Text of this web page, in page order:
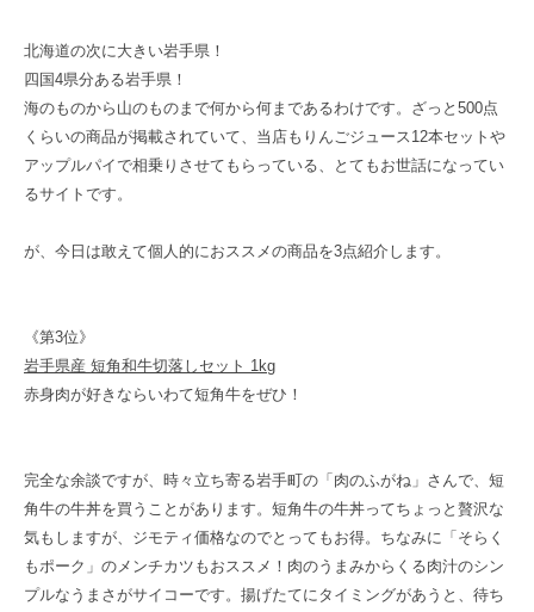
北海道の次に大きい岩手県！
四国4県分ある岩手県！
海のものから山のものまで何から何まであるわけです。ざっと500点
くらいの商品が掲載されていて、当店もりんごジュース12本セットや
アップルパイで相乗りさせてもらっている、とてもお世話になってい
るサイトです。
が、今日は敢えて個人的におススメの商品を3点紹介します。
《第3位》
岩手県産 短角和牛切落しセット 1kg
赤身肉が好きならいわて短角牛をぜひ！
完全な余談ですが、時々立ち寄る岩手町の「肉のふがね」さんで、短
角牛の牛丼を買うことがあります。短角牛の牛丼ってちょっと贅沢な
気もしますが、ジモティ価格なのでとってもお得。ちなみに「そらく
もポーク」のメンチカツもおススメ！肉のうまみからくる肉汁のシン
プルなうまさがサイコーです。揚げたてにタイミングがあうと、待ち